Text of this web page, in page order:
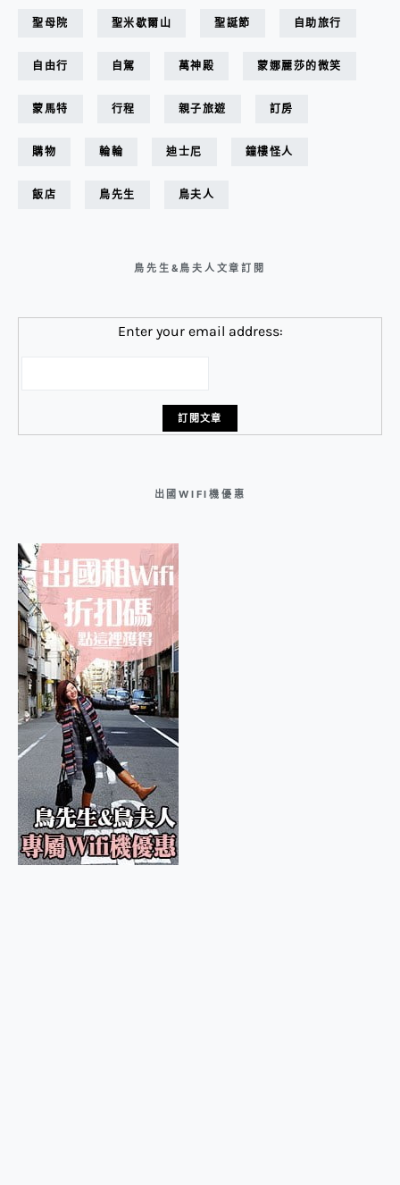
聖母院 聖米歇爾山 聖誕節 自助旅行
自由行 自駕 萬神殿 蒙娜麗莎的微笑
蒙馬特 行程 親子旅遊 訂房
購物 輪輪 迪士尼 鐘樓怪人
飯店 鳥先生 鳥夫人
鳥先生&鳥夫人文章訂閱
Enter your email address:
出國WIFI機優惠